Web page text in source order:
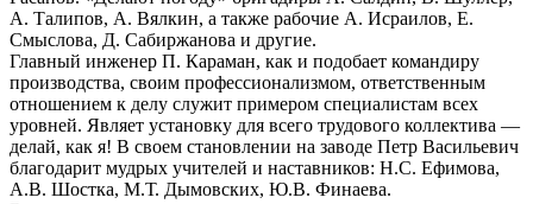
А. Талипов, А. Вялкин, а также рабочие А. Исраилов, Е.
Смыслова, Д. Сабиржанова и другие.
Главный инженер П. Караман, как и подобает командиру
производства, своим профессионализмом, ответственным
отношением к делу служит примером специалистам всех
уровней. Являет установку для всего трудового коллектива —
делай, как я! В своем становлении на заводе Петр Васильевич
благодарит мудрых учителей и наставников: Н.С. Ефимова,
А.В. Шостка, М.Т. Дымовских, Ю.В. Финаева.